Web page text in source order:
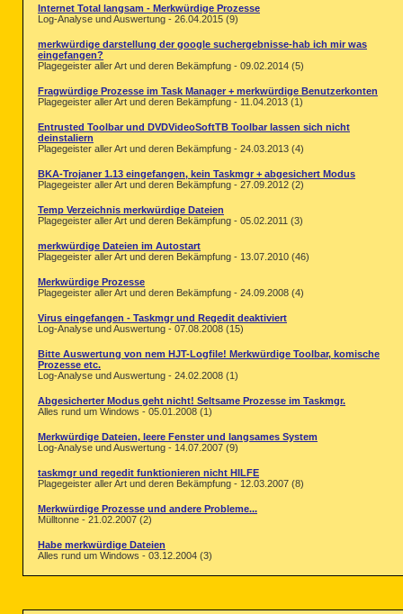
Internet Total langsam - Merkwürdige Prozesse
Log-Analyse und Auswertung - 26.04.2015 (9)
merkwürdige darstellung der google suchergebnisse-hab ich mir was
eingefangen?
Plagegeister aller Art und deren Bekämpfung - 09.02.2014 (5)
Fragwürdige Prozesse im Task Manager + merkwürdige Benutzerkonten
Plagegeister aller Art und deren Bekämpfung - 11.04.2013 (1)
Entrusted Toolbar und DVDVideoSoftTB Toolbar lassen sich nicht
deinstaliern
Plagegeister aller Art und deren Bekämpfung - 24.03.2013 (4)
BKA-Trojaner 1.13 eingefangen, kein Taskmgr + abgesichert Modus
Plagegeister aller Art und deren Bekämpfung - 27.09.2012 (2)
Temp Verzeichnis merkwürdige Dateien
Plagegeister aller Art und deren Bekämpfung - 05.02.2011 (3)
merkwürdige Dateien im Autostart
Plagegeister aller Art und deren Bekämpfung - 13.07.2010 (46)
Merkwürdige Prozesse
Plagegeister aller Art und deren Bekämpfung - 24.09.2008 (4)
Virus eingefangen - Taskmgr und Regedit deaktiviert
Log-Analyse und Auswertung - 07.08.2008 (15)
Bitte Auswertung von nem HJT-Logfile! Merkwürdige Toolbar, komische
Prozesse etc.
Log-Analyse und Auswertung - 24.02.2008 (1)
Abgesicherter Modus geht nicht! Seltsame Prozesse im Taskmgr.
Alles rund um Windows - 05.01.2008 (1)
Merkwürdige Dateien, leere Fenster und langsames System
Log-Analyse und Auswertung - 14.07.2007 (9)
taskmgr und regedit funktionieren nicht HILFE
Plagegeister aller Art und deren Bekämpfung - 12.03.2007 (8)
Merkwürdige Prozesse und andere Probleme...
Mülltonne - 21.02.2007 (2)
Habe merkwürdige Dateien
Alles rund um Windows - 03.12.2004 (3)